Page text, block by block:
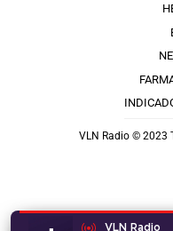
VLN Radio
VLN Radio © 2023